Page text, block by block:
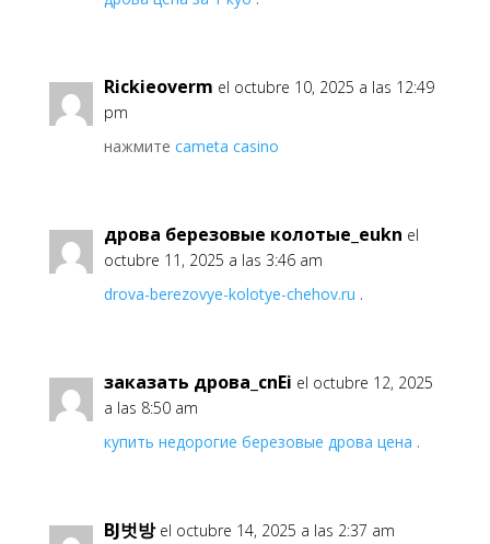
Rickieoverm el octubre 10, 2025 a las 12:49
pm
нажмите cameta casino
дрова березовые колотые_eukn el
octubre 11, 2025 a las 3:46 am
drova-berezovye-kolotye-chehov.ru .
заказать дрова_cnEi el octubre 12, 2025
a las 8:50 am
купить недорогие березовые дрова цена .
BJ벗방 el octubre 14, 2025 a las 2:37 am